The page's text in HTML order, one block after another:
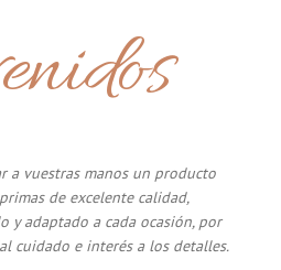
a vuestras manos un producto
de excelente calidad,
y adaptado a cada ocasión, por
cuidado e interés a los detalles.